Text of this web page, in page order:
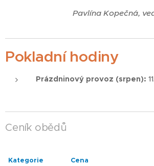
Pavlína Kopečná,
Pokladní hodiny
Prázdninový provoz (srpen):
Ceník obědů
Kategorie Cena